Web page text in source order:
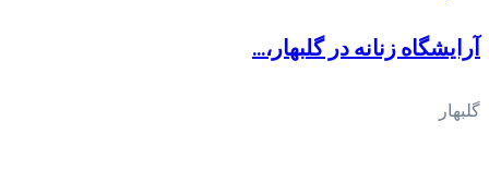
آرایشگاه زنانه در گلبهار،...
گلبهار